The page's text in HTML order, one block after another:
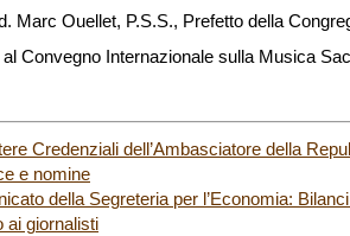
Marc Ouellet, P.S.S., Prefetto della
Convegno Internazionale sulla Musica
Credenziali dell’Ambasciatore della
e nomine
della Segreteria per l’Economia:
ai giornalisti